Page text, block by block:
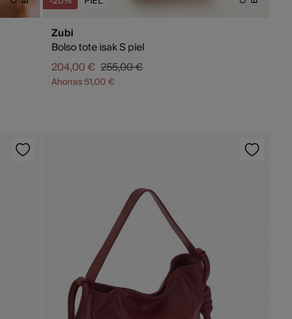
Zubi
Bolso tote isak S piel
204,00 € 255,00 €
Ahorras51,00 €